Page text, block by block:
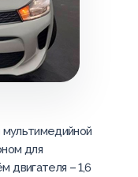
мультимедийной
для
двигателя – 1,6